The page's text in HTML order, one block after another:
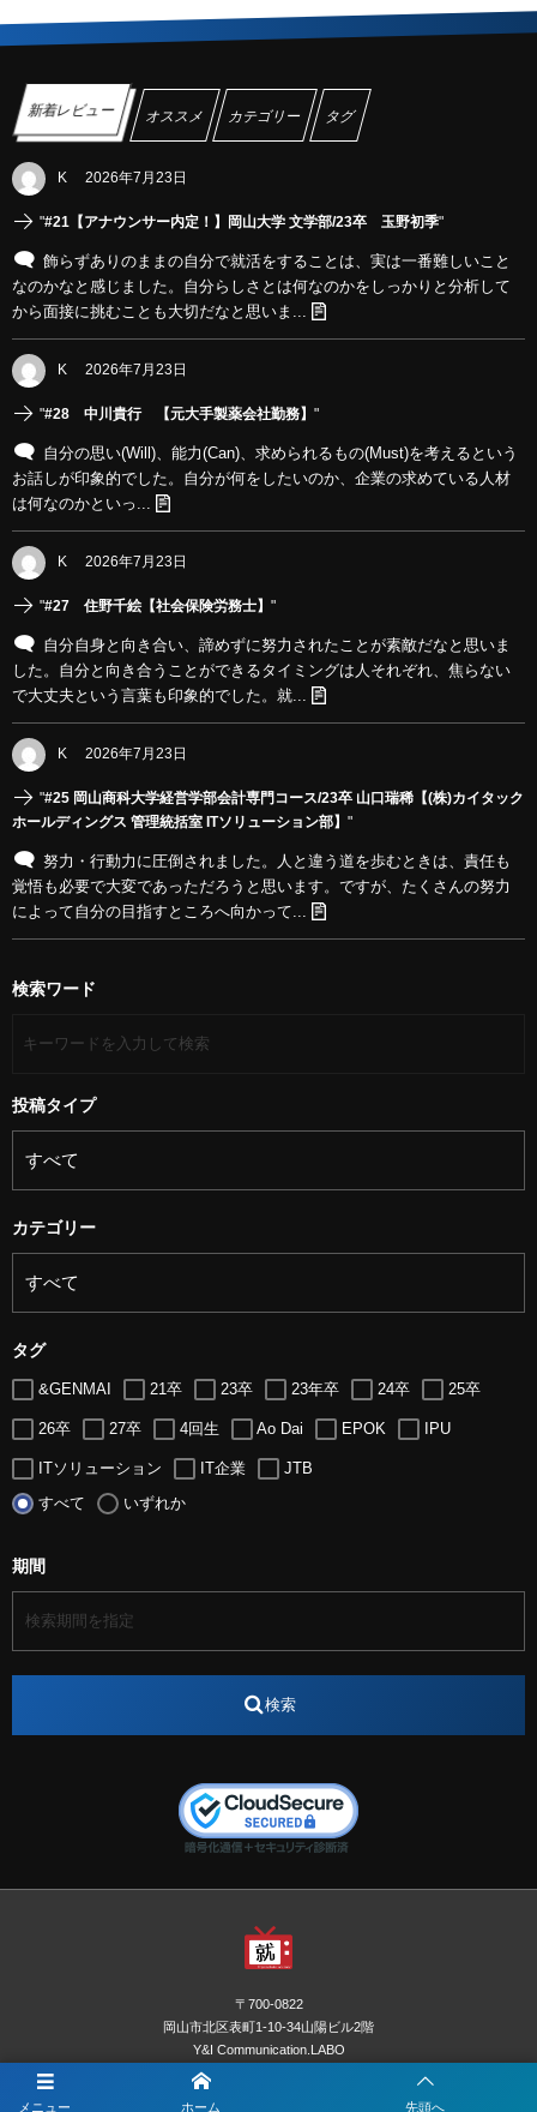
メニュー ホーム 先頭へ
新着レビュー オススメ カテゴリー タグ
K 2026年7月23日
"#21【アナウンサー内定！】岡山大学 文学部/23卒 玉野初季"
飾らずありのままの自分で就活をすることは、実は一番難しいこと
なのかなと感じました。自分らしさとは何なのかをしっかりと分析して
から面接に挑むことも大切だなと思いま...
K 2026年7月23日
"#28 中川貴行 【元大手製薬会社勤務】 "
自分の思い(Will)、能力(Can)、求められるもの(Must)を考えるという
お話しが印象的でした。自分が何をしたいのか、企業の求めている人材
は何なのかといっ...
K 2026年7月23日
"#27 住野千絵【社会保険労務士】 "
自分自身と向き合い、諦めずに努力されたことが素敵だなと思いま
した。自分と向き合うことができるタイミングは人それぞれ、焦らない
で大丈夫という言葉も印象的でした。就...
K 2026年7月23日
"#25 岡山商科大学経営学部会計専門コース/23卒 山口瑞稀【(株)カイタック
ホールディングス 管理統括室 ITソリューション部】 "
努力・行動力に圧倒されました。人と違う道を歩むときは、責任も
覚悟も必要で大変であっただろうと思います。ですが、たくさんの努力
によって自分の目指すところへ向かって...
検索ワード
投稿タイプ
カテゴリー
タグ
&GENMAI 21卒 23卒 23年卒 24卒 25卒
26卒 27卒 4回生 Ao Dai EPOK IPU
ITソリューション IT企業 JTB
LUGZ ENTERTAINMENT
アナウンサー
エスタカヤ電子工業
オンライン カイタック
キーエンス流性弱説経営 キーエンス解剖
セレクトショップ
ナカシマプロペラ株式会社
ノートルダム ノートルダム清心
ノートルダム清心女子大学 パーソナルカラー診断
すべて いずれか
期間
検索
〒700-0822
岡山市北区表町1-10-34山陽ビル2階
Y&I Communication.LABO
お電話でのお問合わせはこちら